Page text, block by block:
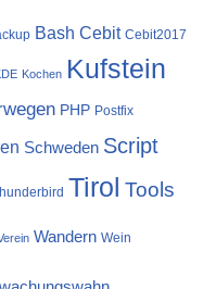
Bash Cebit Cebit2017
Kochen Kufstein
PHP Postfix
Schweden Script
Tirol Tools
Wandern Wein